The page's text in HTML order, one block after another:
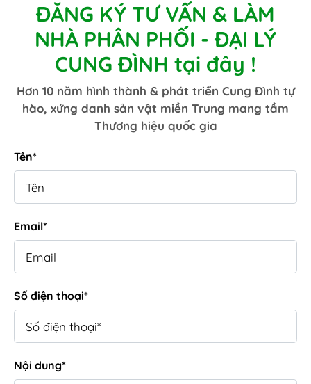
ĐĂNG KÝ TƯ VẤN & LÀM
NHÀ PHÂN PHỐI - ĐẠI LÝ
CUNG ĐÌNH tại đây !
Hơn 10 năm hình thành & phát triển Cung Đình tự
hào, xứng danh sản vật miền Trung mang tầm
Thương hiệu quốc gia
Tên*
Email*
Số điện thoại*
Nội dung*